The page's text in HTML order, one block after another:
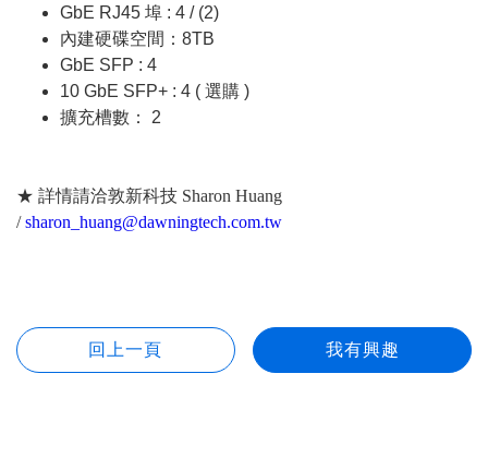
GbE RJ45 埠 : 4 / (2)
內建硬碟空間：8TB
GbE SFP : 4
10 GbE SFP+ : 4 ( 選購 )
擴充槽數： 2
★ 詳情請洽敦新科技 Sharon Huang
/sharon_huang@dawningtech.com.tw